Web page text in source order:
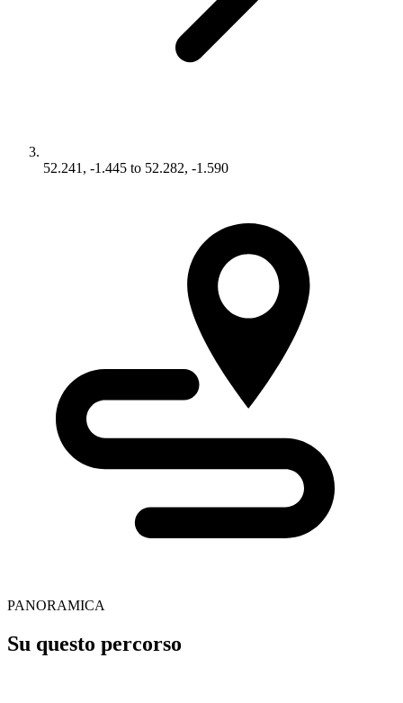
52.241, -1.445 to 52.282, -1.590
PANORAMICA
Su questo percorso